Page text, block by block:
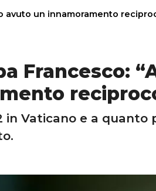
avuto un innamoramento
Francesco:
Vaticano e a quanto